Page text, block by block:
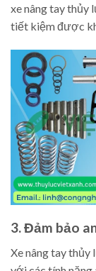
xe nâng tay thủy
tiết kiệm được
3. Đảm bảo
Xe nâng tay